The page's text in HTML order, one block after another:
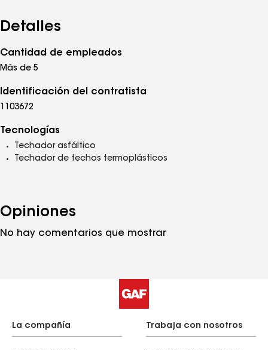
Detalles
Cantidad de empleados
Más de 5
Identificación del contratista
1103672
Tecnologías
Techador asfáltico
Techador de techos termoplásticos
Opiniones
No hay comentarios que mostrar
La compañía Trabaja con nosotros